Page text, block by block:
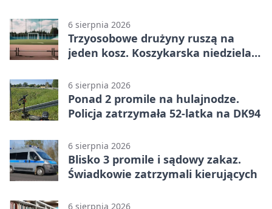
6 sierpnia 2026
Trzyosobowe drużyny ruszą na
jeden kosz. Koszykarska niedziela
6 sierpnia 2026
Ponad 2 promile na hulajnodze.
Policja zatrzymała 52-latka na DK94
6 sierpnia 2026
Blisko 3 promile i sądowy zakaz.
Świadkowie zatrzymali kierujących
6 sierpnia 2026